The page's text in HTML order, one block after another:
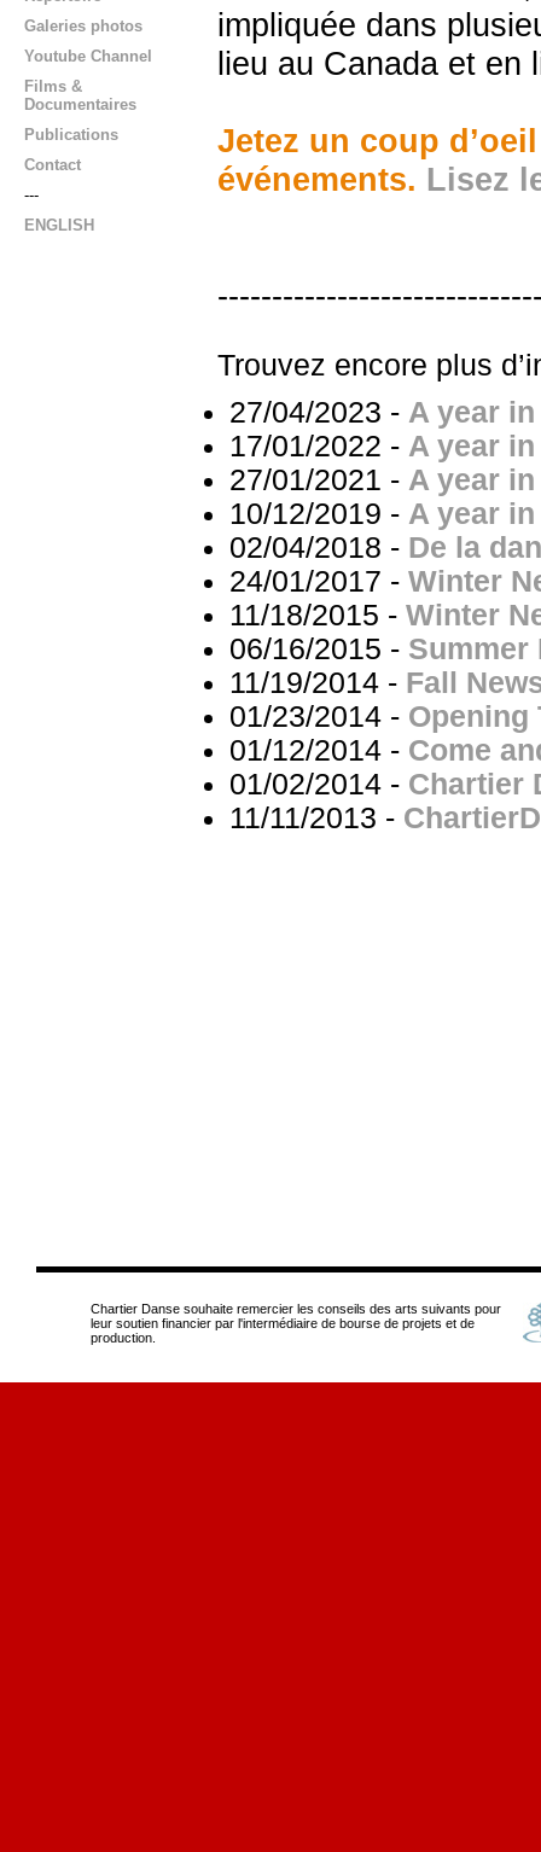
Galeries photos
Youtube Channel
Films &
Documentaires
Publications
Contact
---
ENGLISH
impliquée dans
lieu au Canada et en
Jetez un coup
événements. Lisez
Trouvez encore plus
27/04/2023 - A year
17/01/2022 - A year
27/01/2021 - A year
10/12/2019 - A year
02/04/2018 - De la
24/01/2017 - Winter
11/18/2015 - Winter
06/16/2015 - Summer
11/19/2014 - Fall
01/23/2014 - Opening
01/12/2014 - Come
01/02/2014 - Chartier
11/11/2013 -
Chartier Danse souhaite remercier les conseils des arts suivants pour
leur soutien financier par l'intermédiaire de bourse de projets et de
production.